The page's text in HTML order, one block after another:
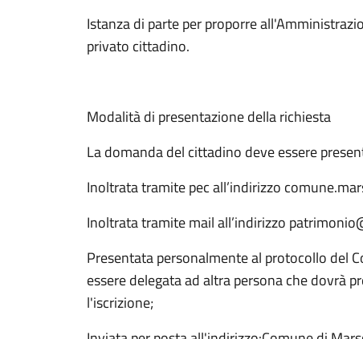
Istanza di parte per proporre
privato cittadino.
Modalità di presentazione della richiesta
La domanda del cittadino deve essere
Inoltrata tramite pec all’indirizzo
Inoltrata tramite mail all’indirizzo
Presentata personalmente al protocollo del
essere delegata ad altra persona che dovrà
l'iscrizione;